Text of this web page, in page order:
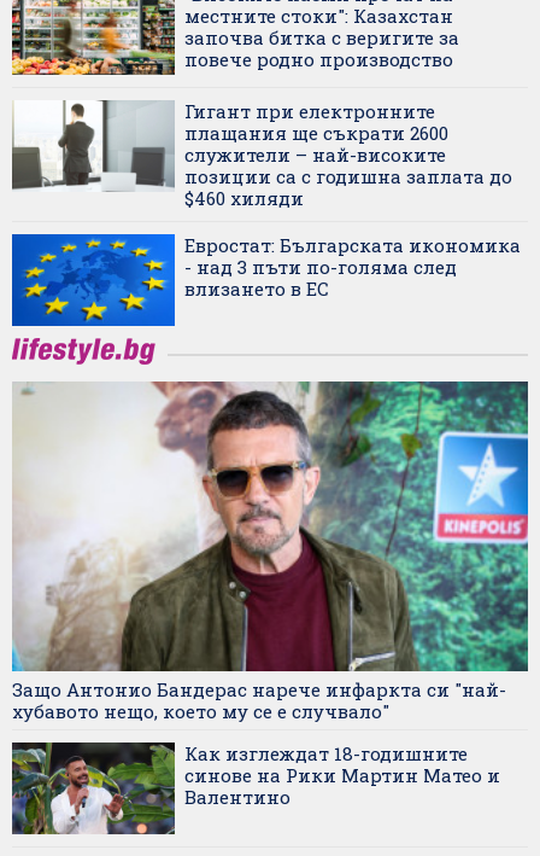
местните стоки": Казахстан
започва битка с веригите за
повече родно производство
Гигант при електронните
плащания ще съкрати 2600
служители – най-високите
позиции са с годишна заплата до
$460 хиляди
Евростат: Българската икономика
- над 3 пъти по-голяма след
влизането в ЕС
Защо Антонио Бандерас нарече инфаркта си "най-
хубавото нещо, което му се е случвало"
Как изглеждат 18-годишните
синове на Рики Мартин Матео и
Валентино